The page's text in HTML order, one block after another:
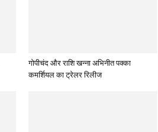
गोपीचंद और राशि खन्‍ना अभिनीत पक्का
कमर्शियल का ट्रेलर रिलीज